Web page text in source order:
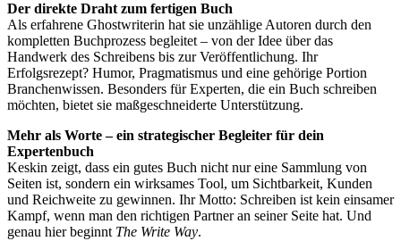
Der direkte Draht zum fertigen Buch
Als erfahrene Ghostwriterin hat sie unzählige Autoren durch den
kompletten Buchprozess begleitet – von der Idee über das
Handwerk des Schreibens bis zur Veröffentlichung. Ihr
Erfolgsrezept? Humor, Pragmatismus und eine gehörige Portion
Branchenwissen. Besonders für Experten, die ein Buch schreiben
möchten, bietet sie maßgeschneiderte Unterstützung.
Mehr als Worte – ein strategischer Begleiter für dein
Expertenbuch
Keskin zeigt, dass ein gutes Buch nicht nur eine Sammlung von
Seiten ist, sondern ein wirksames Tool, um Sichtbarkeit, Kunden
und Reichweite zu gewinnen. Ihr Motto: Schreiben ist kein einsamer
Kampf, wenn man den richtigen Partner an seiner Seite hat. Und
genau hier beginnt The Write Way.